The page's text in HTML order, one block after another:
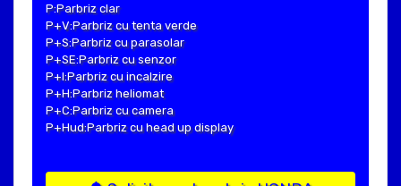
P:Parbriz clar
P+V:Parbriz cu tenta verde
P+S:Parbriz cu parasolar
P+SE:Parbriz cu senzor
P+I:Parbriz cu incalzire
P+H:Parbriz heliomat
P+C:Parbriz cu camera
P+Hud:Parbriz cu head up display